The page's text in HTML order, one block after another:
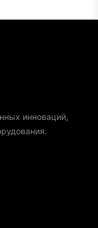
инноваций,